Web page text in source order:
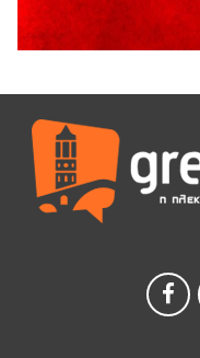
Διακοπή
5 Αυγούστου 2026
Θερινό Σινεμά στο
Καλοκαιριού 2026» με
Ανάσες».
5 Αυγούστου 2026
5 Αυγούστου 2026